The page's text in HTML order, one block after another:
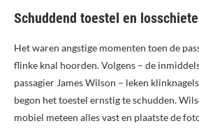
Schuddend toestel en
Het waren angstige momenten toen de
flinke knal hoorden. Volgens – de
passagier James Wilson – leken
begon het toestel ernstig te schudden.
mobiel meteen alles vast en plaatste de